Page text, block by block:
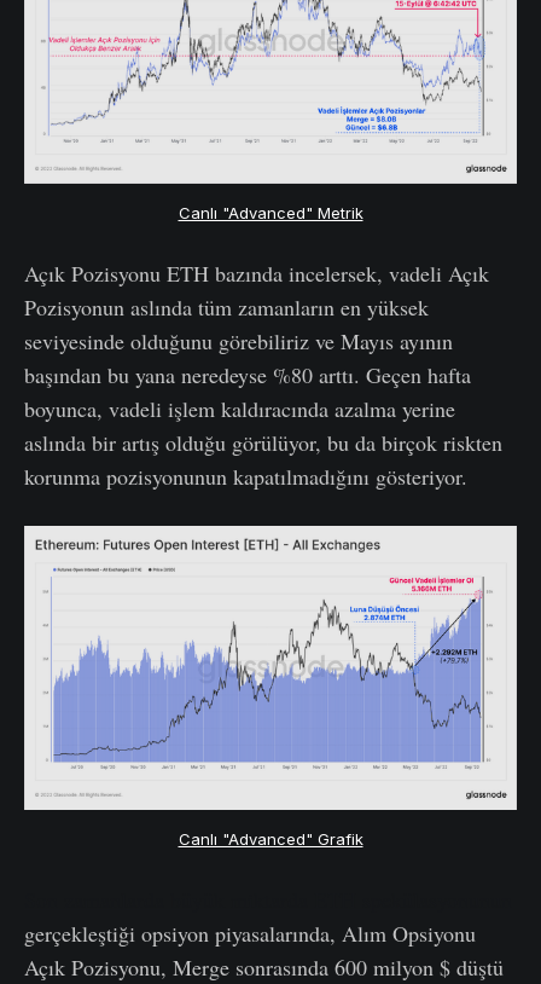
Canlı "Advanced" Metrik
Açık Pozisyonu ETH bazında incelersek, vadeli Açık
Pozisyonun aslında tüm zamanların en yüksek
seviyesinde olduğunu görebiliriz ve Mayıs ayının
başından bu yana neredeyse %80 arttı. Geçen hafta
boyunca, vadeli işlem kaldıracında azalma yerine
aslında bir artış olduğu görülüyor, bu da birçok riskten
korunma pozisyonunun kapatılmadığını gösteriyor.
Canlı "Advanced" Grafik
gerçekleştiği opsiyon piyasalarında, Alım Opsiyonu
Açık Pozisyonu, Merge sonrasında 600 milyon $ düştü